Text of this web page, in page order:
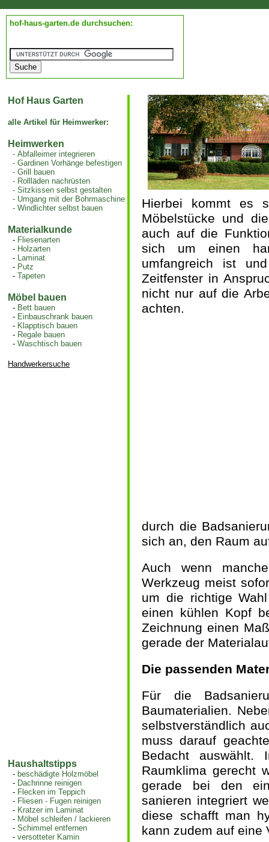
hof-haus-garten.de durchsuchen:
Hof Haus Garten
alle Artikel für Heimwerker:
Heimwerken
-Abfalleimer integrieren
-Gardinen Vorhänge befestigen
-Grill bauen
- Rollläden nachrüsten
-Sitzkissen selbst gestalten
- Umgang mit der Bohrmaschine
-Windlichter selbst bauen
Materialkunde
- Fliesenarten
- Holzarten
- Laminat
- Putz
-Tapeten
Möbel bauen
- Bett bauen
- Einbauschrank bauen
- Klapptisch bauen
- Regale bauen
-Waschtisch bauen
Handwerkersuche
Haushaltstipps
- beschädigte Holzmöbel
- Dachrinne reinigen
- Flecken im Teppich
- Fliesen - Fugen reinigen
- Kratzer im Laminat
- Möbel schleifen / lackieren
-Schimmel entfernen
-versotteter Kamin
Hierbei kommt es
Möbelstücke und
auch auf die
sich um einen
umfangreich ist
Zeitfenster in
nicht nur auf die
achten.
durch die
sich an, den Raum
Auch wenn
Werkzeug meist
um die richtige
einen kühlen Kopf
Zeichnung einen
gerade der
Die passenden
Für die
Baumaterialien.
selbstverständlich
muss darauf
Bedacht auswählt.
Raumklima gerecht
gerade bei den
sanieren integriert
diese schafft man
kann zudem auf eine